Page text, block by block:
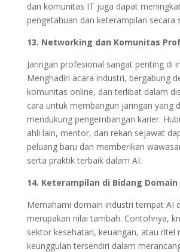
dan komunitas IT juga dapat
pengetahuan dan keterampilan secara
13. Networking dan Komunitas
Jaringan profesional sangat penting di
Menghadiri acara industri, bergabung
komunitas online, dan terlibat dalam
cara untuk membangun jaringan yang
mendukung pengembangan karier.
ahli lain, mentor, dan rekan sejawat
peluang baru dan memberikan
serta praktik terbaik dalam AI.
14. Keterampilan di Bidang
Memahami domain industri tempat AI
merupakan nilai tambah. Contohnya,
sektor kesehatan, keuangan, atau ritel
keunggulan tersendiri dalam